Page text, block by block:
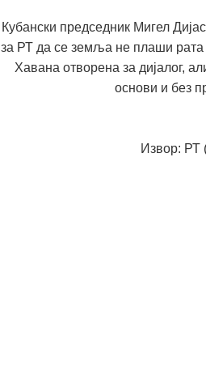
Кубански председник Мигел
за РТ да се земља не плаши рата
Хавана отворена за дијалог,
основи и без
Извор: РТ